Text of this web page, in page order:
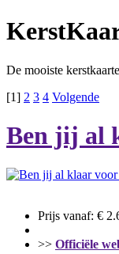
De mooiste
[1] 2 3 4 Volgende
Ben jij al
Prijs vanaf: €
>> Officiële